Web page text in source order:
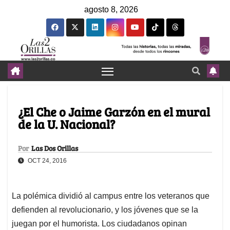
agosto 8, 2026
¿El Che o Jaime Garzón en el mural
de la U. Nacional?
Por Las Dos Orillas
OCT 24, 2016
La polémica dividió al campus entre los veteranos que
defienden al revolucionario, y los jóvenes que se la
juegan por el humorista. Los ciudadanos opinan